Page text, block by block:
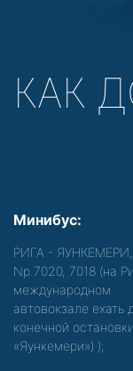
КАК
Минибус:
РИГА - ЯУНКЕМЕРИ,
Nр.7020, 7018 (на
международном
автовокзале ехать
конечной остановки
«Яункемери») );